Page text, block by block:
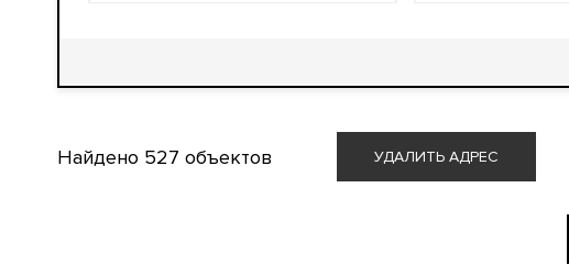
Найдено 527 объектов УДАЛИТЬ АДРЕС